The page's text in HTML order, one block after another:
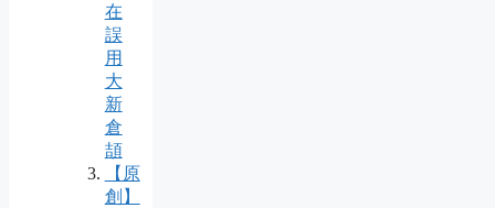
在
誤
用
大
新
倉
頡
【原
創】